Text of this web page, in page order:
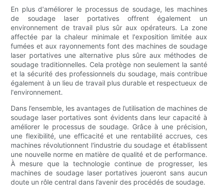
En plus d'améliorer le processus de soudage, les machines
de soudage laser portatives offrent également un
environnement de travail plus sûr aux opérateurs. La zone
affectée par la chaleur minimale et l'exposition limitée aux
fumées et aux rayonnements font des machines de soudage
laser portatives une alternative plus sûre aux méthodes de
soudage traditionnelles. Cela protège non seulement la santé
et la sécurité des professionnels du soudage, mais contribue
également à un lieu de travail plus durable et respectueux de
l'environnement.
Dans l’ensemble, les avantages de l’utilisation de machines de
soudage laser portatives sont évidents dans leur capacité à
améliorer le processus de soudage. Grâce à une précision,
une flexibilité, une efficacité et une rentabilité accrues, ces
machines révolutionnent l'industrie du soudage et établissent
une nouvelle norme en matière de qualité et de performance.
À mesure que la technologie continue de progresser, les
machines de soudage laser portatives joueront sans aucun
doute un rôle central dans l’avenir des procédés de soudage.